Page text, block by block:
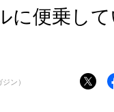
に便乗し
ン）